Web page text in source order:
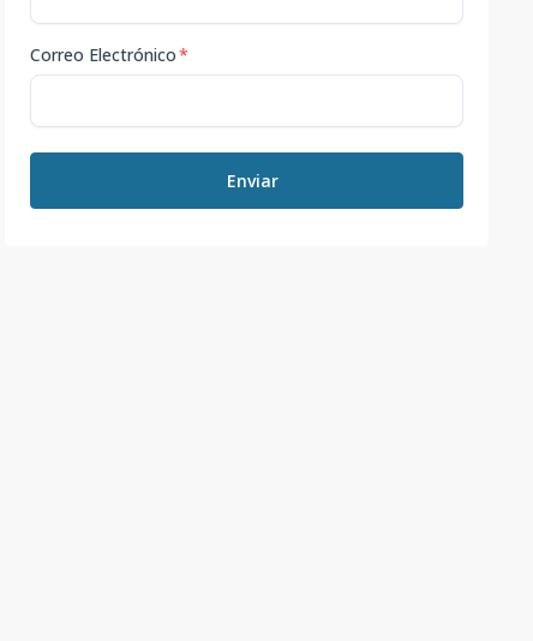
Correo Electrónico*
Enviar